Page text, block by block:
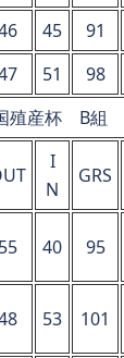
45 91
51 98
殖産杯 B組
I
N
GRS
55 40 95
53 101